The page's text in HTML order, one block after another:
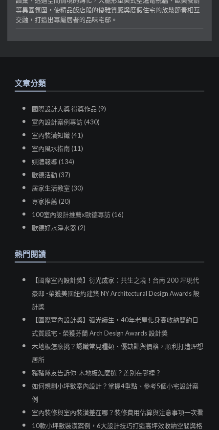
等異國氛圍，使精品飯店般的優雅質感與度假住宅的放鬆節奏相互
交融，打造出專屬居者的品味宅邸。
文章分類
國際設計大獎 得獎作品 (9)
室內設計案例專訪 (430)
室內裝潢知識 (41)
室內風水指南 (11)
媒體報導 (134)
歐德活動 (37)
居家生活教室 (30)
專家推薦 (20)
100室內設計推薦x歐德專訪 (16)
歐德好水淨水器 (2)
熱門閱讀
【國際室內設計獎】衍光成家：共生之境！台南 200 坪現代
豪邸 -榮獲美國紐約建築 NY Architectural Design Awards 設
計獎
【國際室內設計獎】弧光續生，40年老屋化身高收納簡約日
式質感宅 - 榮獲芬蘭 Arch Design Awards 設計獎
木地板怎麼挑？認識常見種類、優缺點與價格，順利打造理想
居所
豬豬隊友告訴你-木地板怎麼選？差別在哪裡？
如何規劃小坪數室內設計？掌握4重點、參考5個小宅設計案
例
室內裝修與室內裝潢差在哪？裝修費用估算與注意事項一次看
10款小坪數裝潢案例，6大設計技巧打造高坪效收納空間與格